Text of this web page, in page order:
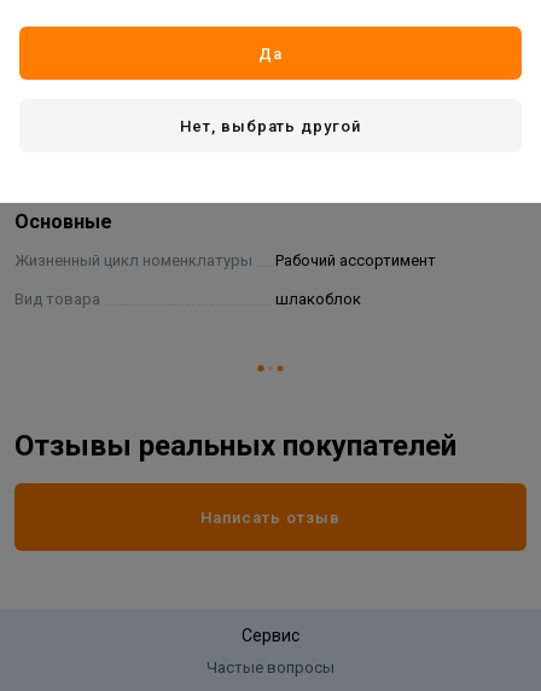
входить другие компоненты такие как: отсев щебня
(камня, гранита), отходы кирпича, гравий, песок, опилки
(после обработки), керамзит, перлит, ракушечник,
Основные
Жизненный цикл номенклатуры Рабочий ассортимент
Вид товара шлакоблок
Отзывы реальных покупателей
Написать отзыв
Сервис
Частые вопросы
Да
Нет, выбрать другой